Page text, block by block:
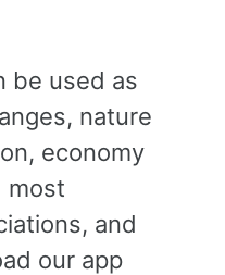
be used as
nature
economy
most
and
our app